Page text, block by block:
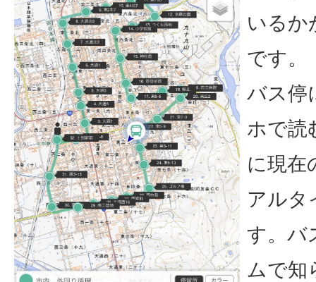
いるか
です。
バス停
ホで読
に現在
アルタ
す。バ
ムで知